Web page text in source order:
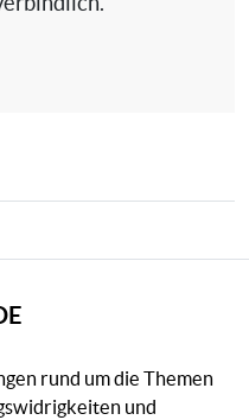
rund um die Themen
und